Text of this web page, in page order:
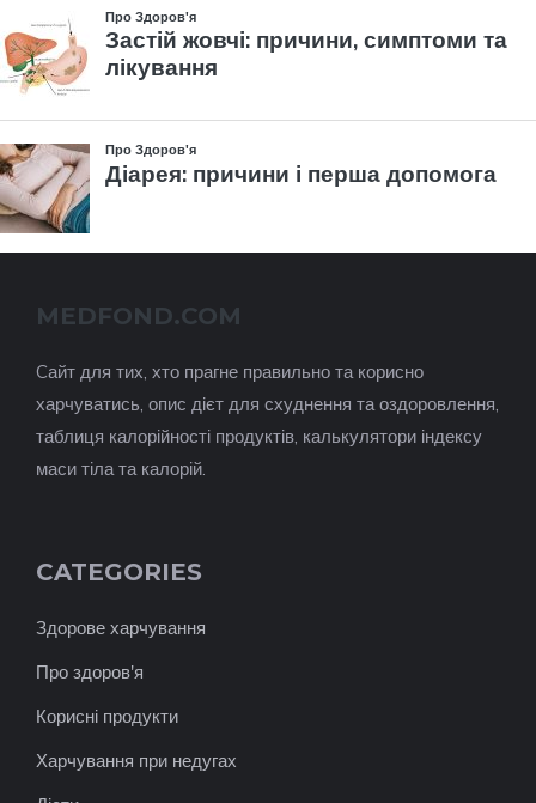
MEDFOND.COM
Cайт для тих, хто прагне правильно та корисно
харчуватись, опис дієт для схуднення та оздоровлення,
таблиця калорійності продуктів, калькулятори індексу
маси тіла та калорій.
CATEGORIES
Здорове харчування
Про здоров'я
Корисні продукти
Харчування при недугах